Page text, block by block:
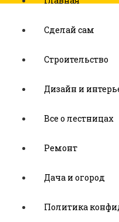
Сделай сам
Строительство
Дизайн и
Все о лестницах
Ремонт
Дача и огород
Политика